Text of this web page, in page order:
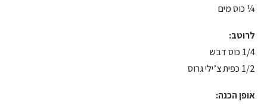
¼ כוס מים
לרוטב:
1/4 כוס דבש
1/2 כפית צ’ילי גרוס
אופן הכנה: